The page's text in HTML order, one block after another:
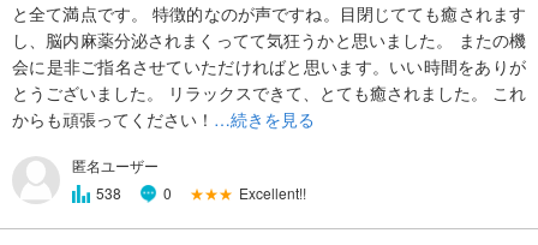
と全て満点です。 特徴的なのが声ですね。目閉じてても癒されます
し、脳内麻薬分泌されまくってて気狂うかと思いました。 またの機
会に是非ご指名させていただければと思います。いい時間をありが
とうございました。 リラックスできて、とても癒されました。 これ
からも頑張ってください！ …続きを見る
匿名ユーザー
538
0 ★★★ Excellent!!